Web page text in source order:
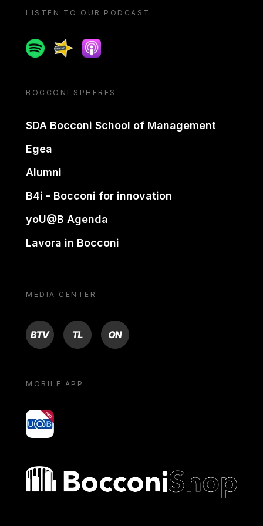
LISTEN TO OUR PODCAST
SpotifySpreakerApple podcast
BOCCONI SPHERES
SDA Bocconi School of Management
Egea
Alumni
B4i - Bocconi for innovation
yoU@B Agenda
Lavora in Bocconi
MEDIA CENTER
BTV TL ON
MOBILE APP
yoU@B
Bocconi shop